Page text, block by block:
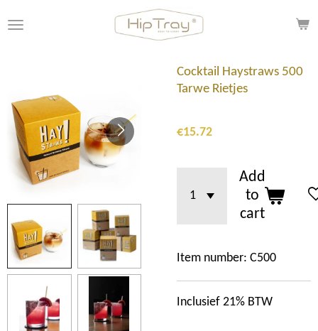
to
Cocktail Haystraws 500
Tarwe Rietjes
€15.72
Add
to
cart
Item number: C500
Inclusief 21% BTW